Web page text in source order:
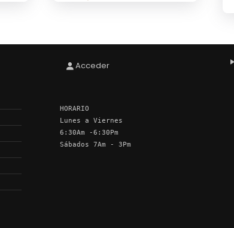
Acceder
HORARIO
Lunes a Viernes
6:30Am -6:30Pm
Sábados 7Am - 3Pm